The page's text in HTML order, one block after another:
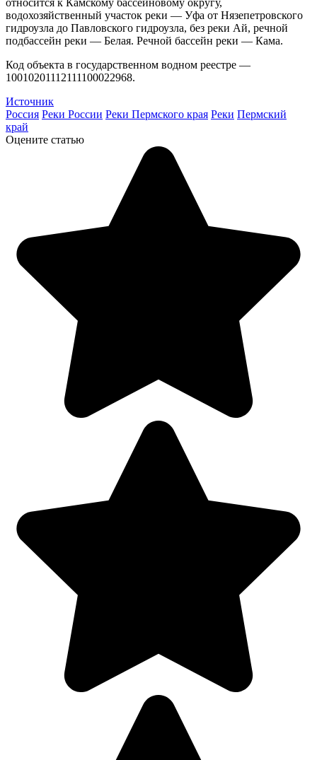
водохозяйственный участок реки — Уфа от Нязепетровского
гидроузла до Павловского гидроузла, без реки Ай, речной
подбассейн реки — Белая. Речной бассейн реки — Кама.
Код объекта в государственном водном реестре —
10010201112111100022968.
Источник
Россия Реки России Реки Пермского края Реки Пермский
край
Оцените статью